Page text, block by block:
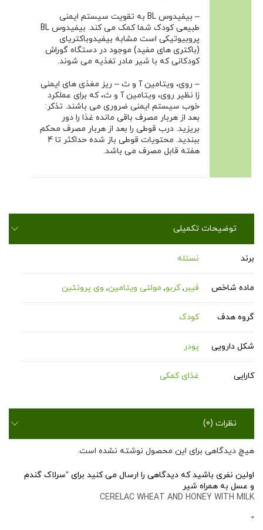
– بیفیدوس BL به تقویت سیستم ایمنی
طبیعی کودک شما کمک می کند. بیفیدوس BL
پروبیوتیکی است مشابه بیفیدوباکتریای
(باکتری های مفید) موجود در دستگاه گوراش
کودکانی که با شیر مادر تغذیه می شوند.
– روی، ویتامین آ و ث – ریز مغذی های ایمنی
زا نظیر روی، ویتامین آ و ث، که برای عملکرد
خوب سیستم ایمنی ضروری می باشند. تذکر:
بعد از هربار مصرف باقی مانده غذا را دور
بریزید. درب قوطی را بعد از هربار مصرف محکم
ببندید. محتویات قوطی باز شده حداکثر تا 4
هفته قابل مصرف می باشد.
توضیحات تکمیلی
برند نستله
ماده شاخص فیبر,کربو, مولتی ویتامین, وی پروتئین
گروه هدف کودک
شکل دارویی پودر
کارایی غذای کمکی
نظرات (0)
هیچ دیدگاهی برای این محصول نوشته نشده است.
اولین نفری باشید که دیدگاهی را ارسال می کنید برای “سرلاک گندم
و عسل به همراه شیر
CERELAC WHEAT AND HONEY WITH MILK
”